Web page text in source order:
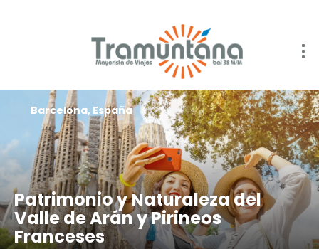
Patrimonio y Naturaleza del
Valle de Arán y Pirineos
Franceses
Barcelona, España